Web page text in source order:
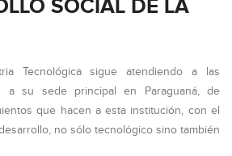
SOCIAL DE LA
Tecnológica sigue atendiendo a las
a su sede principal en Paraguaná, de
que hacen a esta institución, con el
no sólo tecnológico sino también